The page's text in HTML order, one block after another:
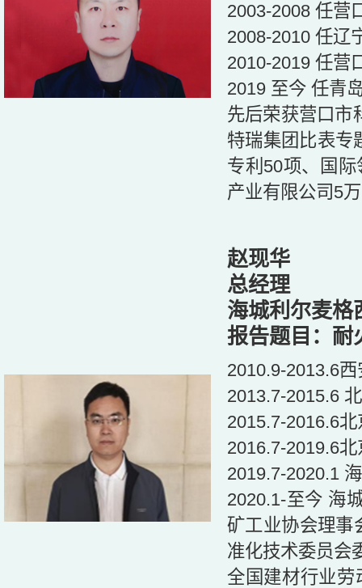
2003-2008 任营
2008-2010 任辽
2010-2019 任营
2019 至今 任青
先后荣获营口市
特瑞集团比表专
专利50项、国
产业有限公司5
赵现华
总经理
海城利尔麦格
报告题目：耐
2010.9-2013.6
2013.7-2015.6
2015.7-2016.6
2016.7-2019.6
2019.7-2020.1
2020.1-至今 海
矿工业协会理事
准化技术委员会
全国建材行业劳